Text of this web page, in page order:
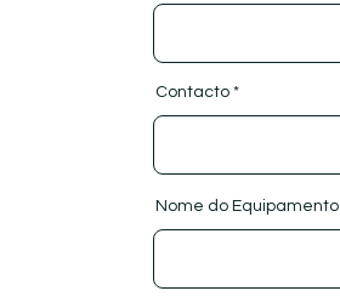
Contacto
Nome do Equipamento